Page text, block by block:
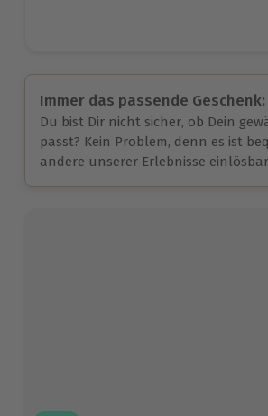
Immer das passende Geschenk:
Du bist Dir nicht sicher, ob Dein
passt? Kein Problem, denn es ist
andere unserer Erlebnisse